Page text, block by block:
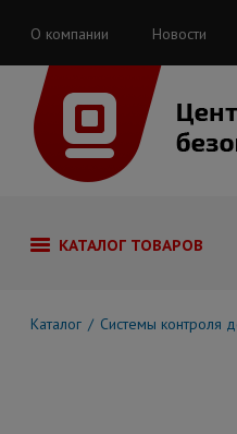
О компании Новости
КАТАЛОГ ТОВАРОВ
Каталог Системы контроля